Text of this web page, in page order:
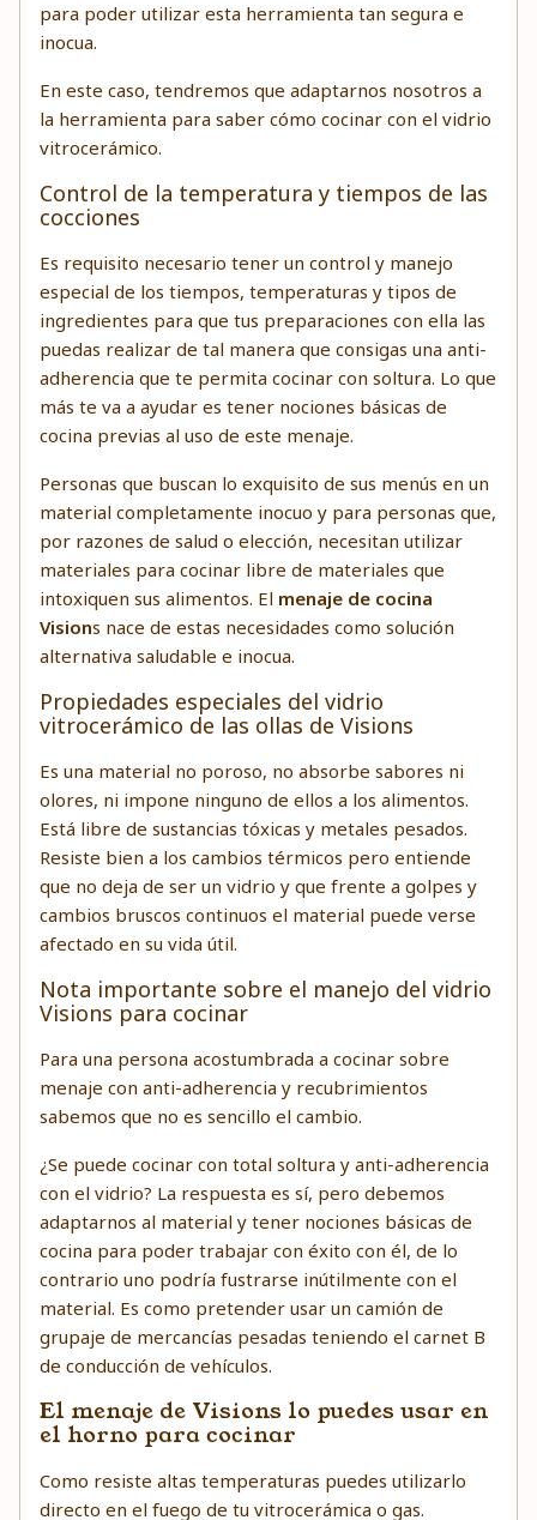
para poder utilizar esta herramienta tan segura e
inocua.
En este caso, tendremos que adaptarnos nosotros a
la herramienta para saber cómo cocinar con el vidrio
vitrocerámico.
Control de la temperatura y tiempos de las
cocciones
Es requisito necesario tener un control y manejo
especial de los tiempos, temperaturas y tipos de
ingredientes para que tus preparaciones con ella las
puedas realizar de tal manera que consigas una anti-
adherencia que te permita cocinar con soltura. Lo que
más te va a ayudar es tener nociones básicas de
cocina previas al uso de este menaje.
Personas que buscan lo exquisito de sus menús en un
material completamente inocuo y para personas que,
por razones de salud o elección, necesitan utilizar
materiales para cocinar libre de materiales que
intoxiquen sus alimentos. El menaje de cocina
Visions nace de estas necesidades como solución
alternativa saludable e inocua.
Propiedades especiales del vidrio
vitrocerámico de las ollas de Visions
Es una material no poroso, no absorbe sabores ni
olores, ni impone ninguno de ellos a los alimentos.
Está libre de sustancias tóxicas y metales pesados.
Resiste bien a los cambios térmicos pero entiende
que no deja de ser un vidrio y que frente a golpes y
cambios bruscos continuos el material puede verse
afectado en su vida útil.
Nota importante sobre el manejo del vidrio
Visions para cocinar
Para una persona acostumbrada a cocinar sobre
menaje con anti-adherencia y recubrimientos
sabemos que no es sencillo el cambio.
¿Se puede cocinar con total soltura y anti-adherencia
con el vidrio? La respuesta es sí, pero debemos
adaptarnos al material y tener nociones básicas de
cocina para poder trabajar con éxito con él, de lo
contrario uno podría fustrarse inútilmente con el
material. Es como pretender usar un camión de
grupaje de mercancías pesadas teniendo el carnet B
de conducción de vehículos.
El menaje de Visions lo puedes usar en
el horno para cocinar
Como resiste altas temperaturas puedes utilizarlo
directo en el fuego de tu vitrocerámica o gas.